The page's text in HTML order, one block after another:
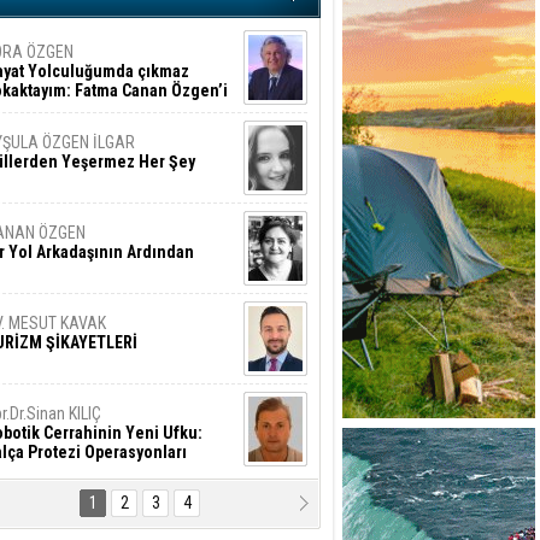
ÖZGEN
Yolculuğumda çıkmaz
Fatma Canan Özgen’i
ÖZGEN İLGAR
Yeşermez Her Şey
ÖZGEN
Yol Arkadaşının Ardından
MESUT KAVAK
ŞİKAYETLERİ
KILIÇ
Cerrahinin Yeni Ufku:
Protezi Operasyonları
BAŞAN
Şaşırmayacağız
1 2 3 4